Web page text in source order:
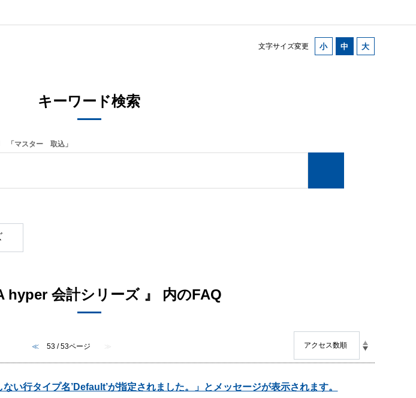
文字サイズ変更
キーワード検索
「マスター 取込」
hyper 会計シリーズ 』 内のFAQ
≪ 53 / 53ページ ≫
い行タイプ名’Default’が指定されました。」とメッセージが表示されます。